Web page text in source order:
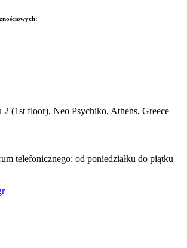
2 (1st floor), Neo Psychiko, Athens, Greece
telefonicznego: od poniedziałku do piątku